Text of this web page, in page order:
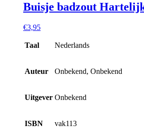
Buisje badzout
€3,95
Taal Nederlands
Auteur Onbekend, Onbekend
Uitgever Onbekend
ISBN vak113